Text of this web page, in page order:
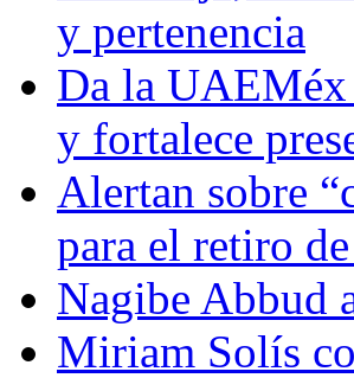
y pertenencia
Da la UAEMéx
y fortalece
Alertan sobre
para el retiro
Nagibe Abbud
Miriam Solís